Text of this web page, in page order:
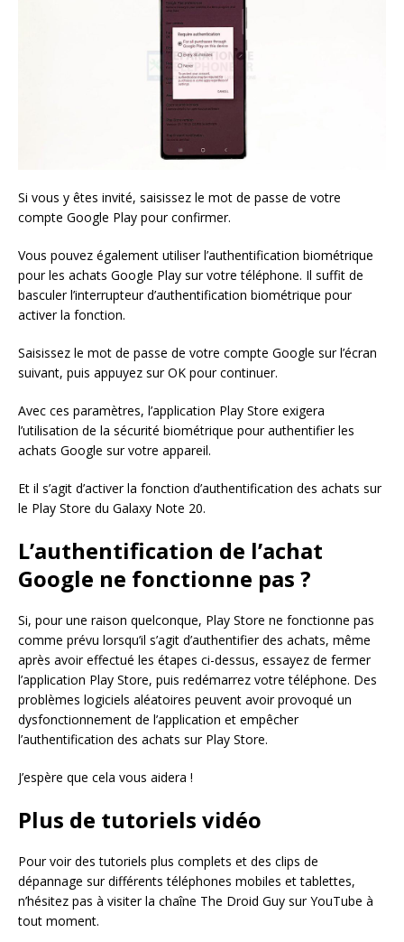
Si vous y êtes invité, saisissez le mot de passe de votre
compte Google Play pour confirmer.
Vous pouvez également utiliser l’authentification biométrique
pour les achats Google Play sur votre téléphone. Il suffit de
basculer l’interrupteur d’authentification biométrique pour
activer la fonction.
Saisissez le mot de passe de votre compte Google sur l’écran
suivant, puis appuyez sur OK pour continuer.
Avec ces paramètres, l’application Play Store exigera
l’utilisation de la sécurité biométrique pour authentifier les
achats Google sur votre appareil.
Et il s’agit d’activer la fonction d’authentification des achats sur
le Play Store du Galaxy Note 20.
L’authentification de l’achat
Google ne fonctionne pas ?
Si, pour une raison quelconque, Play Store ne fonctionne pas
comme prévu lorsqu’il s’agit d’authentifier des achats, même
après avoir effectué les étapes ci-dessus, essayez de fermer
l’application Play Store, puis redémarrez votre téléphone. Des
problèmes logiciels aléatoires peuvent avoir provoqué un
dysfonctionnement de l’application et empêcher
l’authentification des achats sur Play Store.
J’espère que cela vous aidera !
Plus de tutoriels vidéo
Pour voir des tutoriels plus complets et des clips de
dépannage sur différents téléphones mobiles et tablettes,
n’hésitez pas à visiter la chaîne The Droid Guy sur YouTube à
tout moment.